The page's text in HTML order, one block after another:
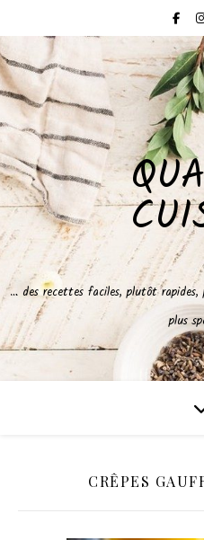
… des recettes faciles, plutôt rapides,
plus
CRÊPES